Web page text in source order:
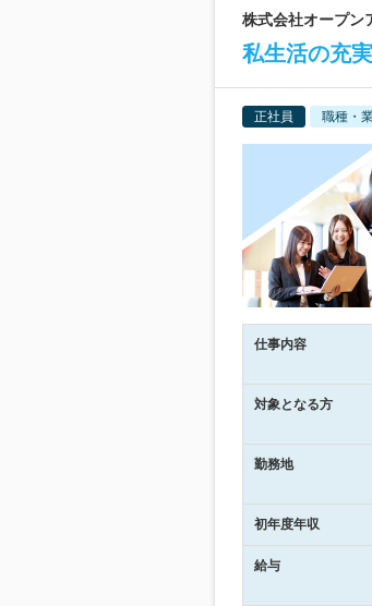
株式会社オープン
私生活の充
正社員 職種・
仕事内容
対象となる方
勤務地
初年度年収
給与